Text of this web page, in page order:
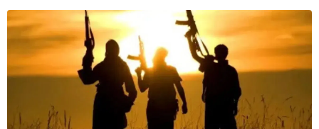
জীৱনশৈলী
বিশ্ব
প্ৰযুক্তি